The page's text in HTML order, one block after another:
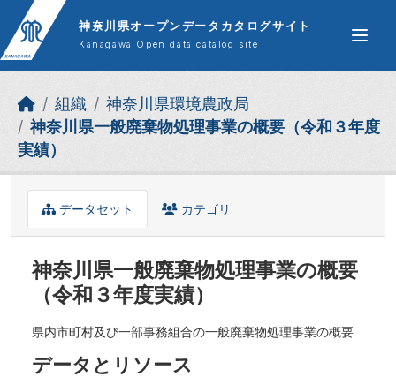
Skip to main content
神奈川県オープンデータカタログサイト
Kanagawa Open data catalog site
組織
神奈川県環境農政局
神奈川県一般廃棄物処理事業の概要（令和３年度
実績）
データセット カテゴリ
神奈川県一般廃棄物処理事業の概要
（令和３年度実績）
県内市町村及び一部事務組合の一般廃棄物処理事業の概要
データとリソース